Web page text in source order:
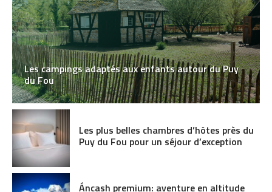
Les campings adaptés aux enfants autour du Puy
du Fou
Les plus belles chambres d’hôtes près du
Puy du Fou pour un séjour d’exception
Áncash premium: aventure en altitude